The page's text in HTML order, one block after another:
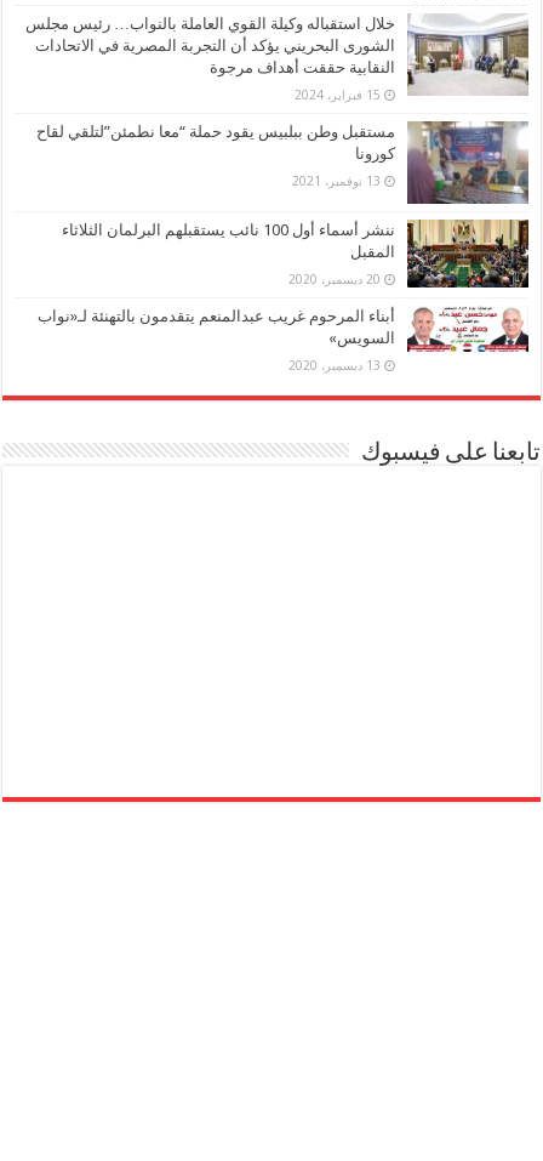
خلال استقباله وكيلة القوي العاملة بالنواب… رئيس مجلس
الشورى البحريني يؤكد أن التجربة المصرية في الاتحادات
النقابية حققت أهداف مرجوة
15 فبراير، 2024
مستقبل وطن ببلبيس يقود حملة “معا نطمئن”لتلقي لقاح
كورونا
13 نوفمبر، 2021
ننشر أسماء أول 100 نائب يستقبلهم البرلمان الثلاثاء
المقبل
20 ديسمبر، 2020
أبناء المرحوم غريب عبدالمنعم يتقدمون بالتهنئة لـ«نواب
السويس»
13 ديسمبر، 2020
تابعنا على فيسبوك